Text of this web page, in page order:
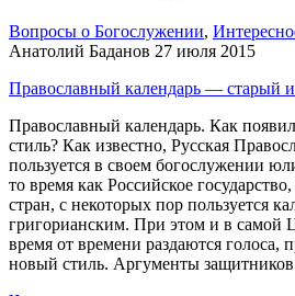
Вопросы о Богослужении,
Анатолий Баданов 27 июля 2015
Православный календарь — старый
Православный календарь. Как
стиль? Как известно, Русская
пользуется в своем богослужении
то время как Российское
стран, с некоторых пор пользуется
григорианским. При этом и в самой
время от времени раздаются
новый стиль. Аргументы